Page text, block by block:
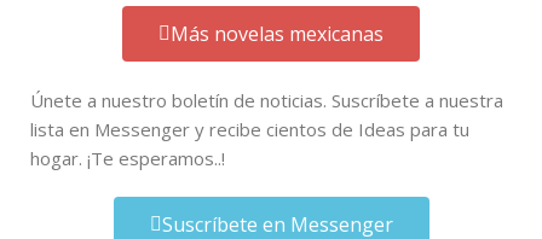
Más novelas mexicanas
Únete a nuestro boletín de noticias. Suscríbete a nuestra
lista en Messenger y recibe cientos de Ideas para tu
hogar. ¡Te esperamos..!
Suscríbete en Messenger